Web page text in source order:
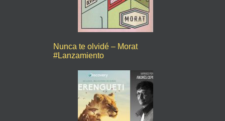
Nunca te olvidé – Morat
#Lanzamiento